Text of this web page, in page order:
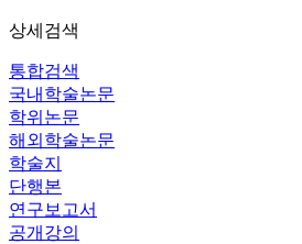
상세검색
통합검색
국내학술논문
학위논문
해외학술논문
학술지
단행본
연구보고서
공개강의